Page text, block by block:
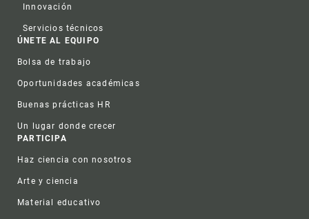
Innovación
Servicios técnicos
ÚNETE AL EQUIPO
Bolsa de trabajo
Oportunidades académicas
Buenas prácticas HR
Un lugar donde crecer
PARTICIPA
Haz ciencia con nosotros
Arte y ciencia
Material educativo